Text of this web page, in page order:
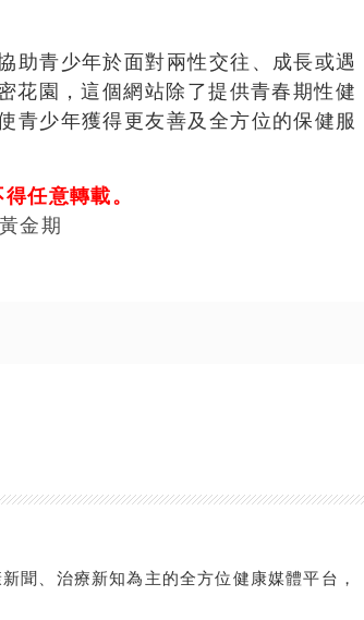
助青少年於面對兩性交往、成長或遇
花園，這個網站除了提供青春期性健
青少年獲得更友善及全方位的保健服
任意轉載。
金期
、治療新知為主的全方位健康媒體平台，